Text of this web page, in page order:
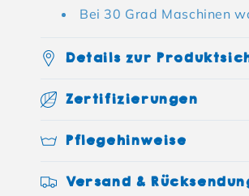
Bei 30 Grad Maschinen
Details zur
Zertifizierungen
Pflegehinweise
Versand &